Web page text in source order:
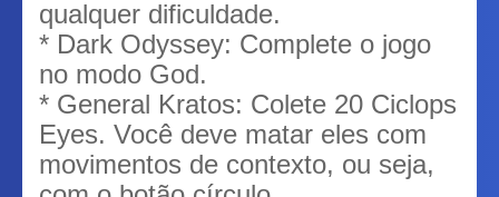
qualquer dificuldade.
* Dark Odyssey: Complete o jogo
no modo God.
* General Kratos: Colete 20 Ciclops
Eyes. Você deve matar eles com
movimentos de contexto, ou seja,